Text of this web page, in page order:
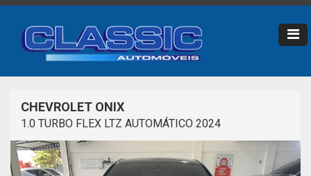
CHEVROLET ONIX
1.0 TURBO FLEX LTZ AUTOMÁTICO 2024